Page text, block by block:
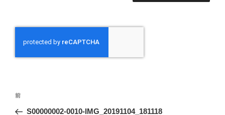
投
前
の
前
S00000002-0010-IMG_20191104_181118